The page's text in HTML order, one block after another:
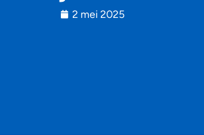
2 mei 2025